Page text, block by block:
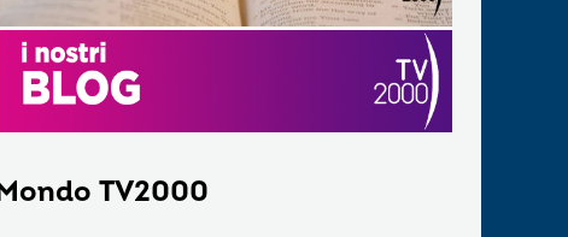
TV2000